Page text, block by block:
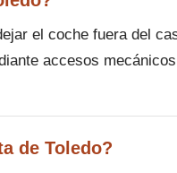
el coche fuera del
accesos
de Toledo?